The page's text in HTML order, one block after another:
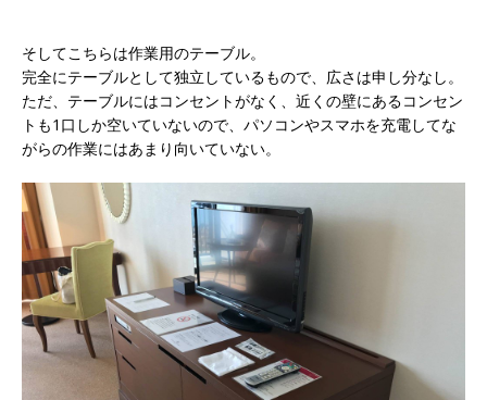
そしてこちらは作業用のテーブル。
完全にテーブルとして独立しているもので、広さは申し分なし。
ただ、テーブルにはコンセントがなく、近くの壁にあるコンセン
トも1口しか空いていないので、パソコンやスマホを充電してな
がらの作業にはあまり向いていない。